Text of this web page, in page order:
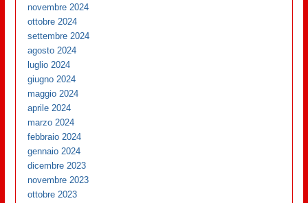
novembre 2024
ottobre 2024
settembre 2024
agosto 2024
luglio 2024
giugno 2024
maggio 2024
aprile 2024
marzo 2024
febbraio 2024
gennaio 2024
dicembre 2023
novembre 2023
ottobre 2023